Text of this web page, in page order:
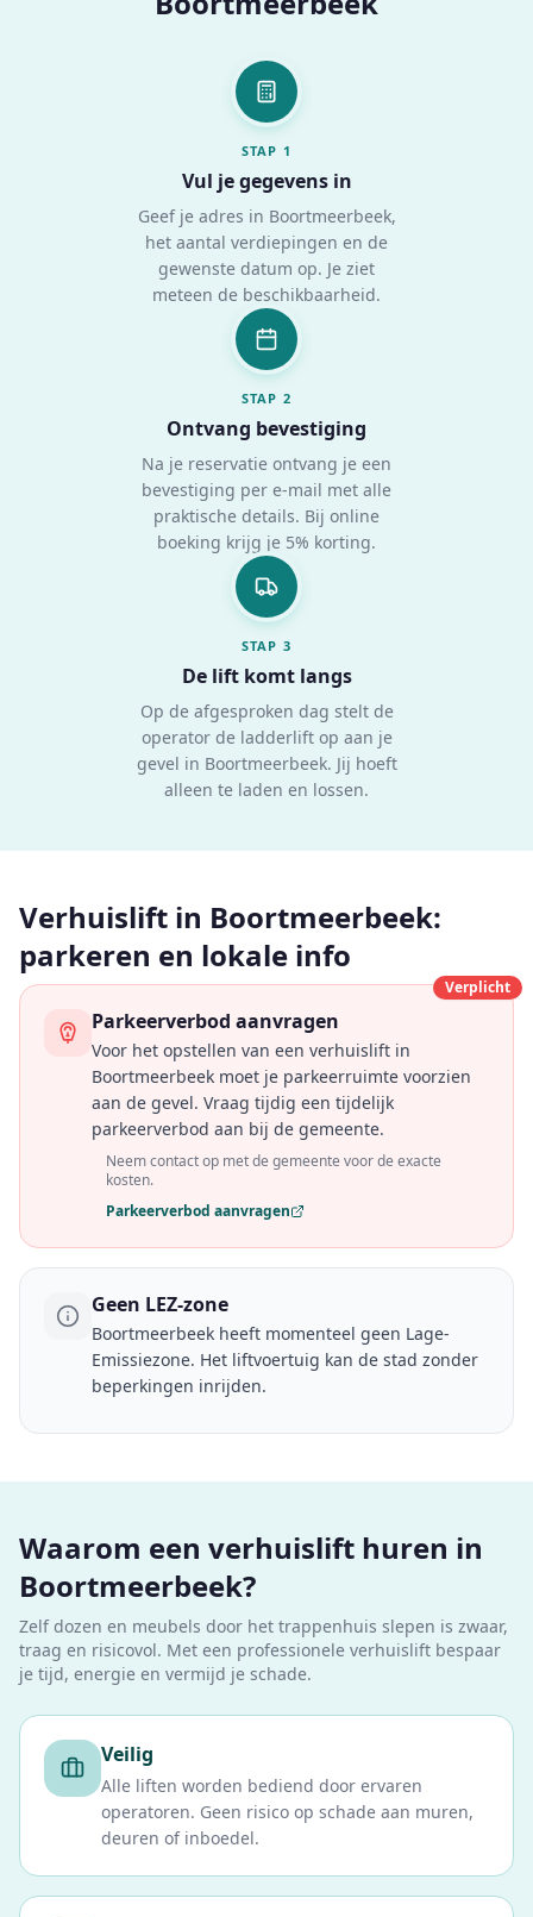
STAP 1
Vul je gegevens in
Geef je adres in Boortmeerbeek,
het aantal verdiepingen en de
gewenste datum op. Je ziet
meteen de beschikbaarheid.
STAP 2
Ontvang bevestiging
Na je reservatie ontvang je een
bevestiging per e-mail met alle
praktische details. Bij online
boeking krijg je 5% korting.
STAP 3
De lift komt langs
Op de afgesproken dag stelt de
operator de ladderlift op aan je
gevel in Boortmeerbeek. Jij hoeft
alleen te laden en lossen.
Verhuislift in Boortmeerbeek:
parkeren en lokale info
Verplicht
Parkeerverbod aanvragen
Voor het opstellen van een verhuislift in
Boortmeerbeek moet je parkeerruimte voorzien
aan de gevel. Vraag tijdig een tijdelijk
parkeerverbod aan bij de gemeente.
Neem contact op met de gemeente voor de exacte
kosten.
Parkeerverbod aanvragen
Geen LEZ-zone
Boortmeerbeek heeft momenteel geen Lage-
Emissiezone. Het liftvoertuig kan de stad zonder
beperkingen inrijden.
Waarom een verhuislift huren in
Boortmeerbeek?
Zelf dozen en meubels door het trappenhuis slepen is zwaar,
traag en risicovol. Met een professionele verhuislift bespaar
je tijd, energie en vermijd je schade.
Veilig
Alle liften worden bediend door ervaren
operatoren. Geen risico op schade aan muren,
deuren of inboedel.